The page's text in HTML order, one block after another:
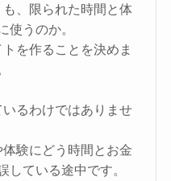
、限られた時間と体
使うのか。
を作ることを決めま
るわけではありませ
験にどう時間とお金
している途中です。